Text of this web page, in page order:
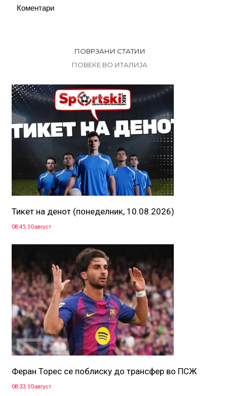
Коментари
ПОВРЗАНИ СТАТИИ
ПОВЕЌЕ ВО ИТАЛИЈА
Тикет на денот (понеделник, 10.08.2026)
08:45, 10 август
Феран Торес се поблиску до трансфер во ПСЖ
08:33, 10 август